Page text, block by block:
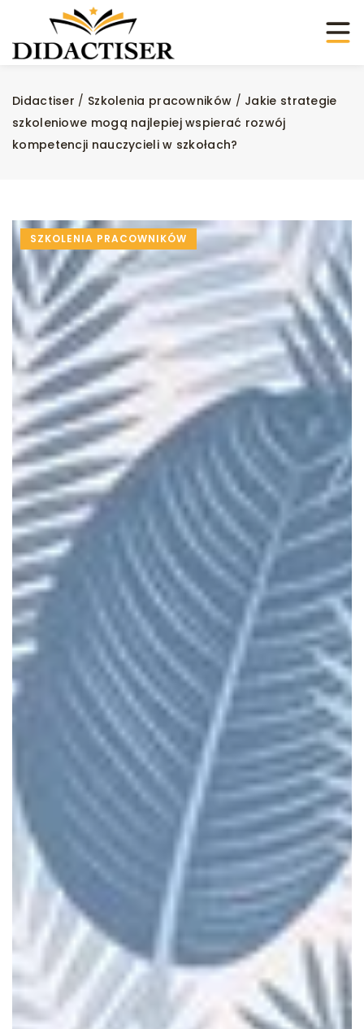
Didactiser / Szkolenia pracowników / Jakie strategie
szkoleniowe mogą najlepiej wspierać rozwój
kompetencji nauczycieli w szkołach?
SZKOLENIA PRACOWNIKÓW